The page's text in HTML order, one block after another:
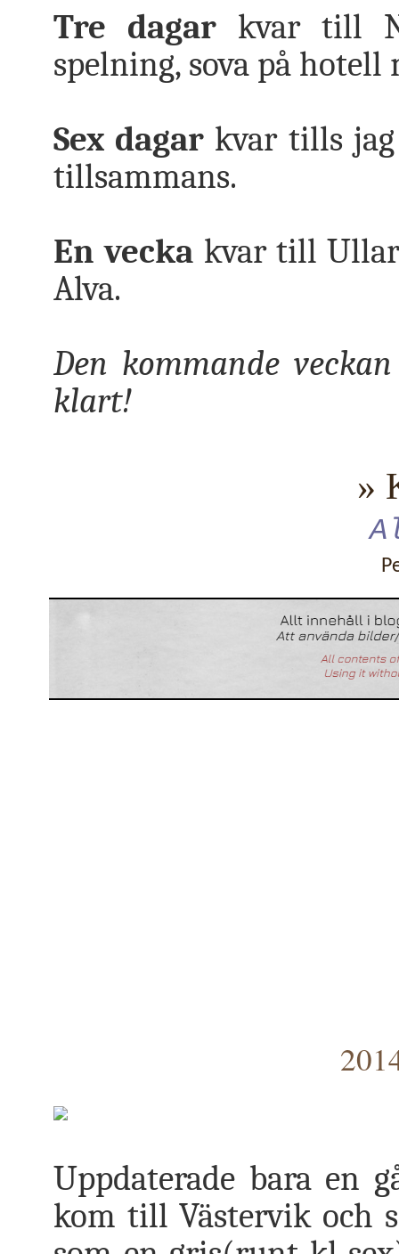
Tre dagarkvar till
spelning, sova på hotell
Sex dagar kvar tills
tillsammans.
En vecka kvar till
Alva.
Den kommande
klart!
»
Uppdaterade bara en
kom till Västervik och